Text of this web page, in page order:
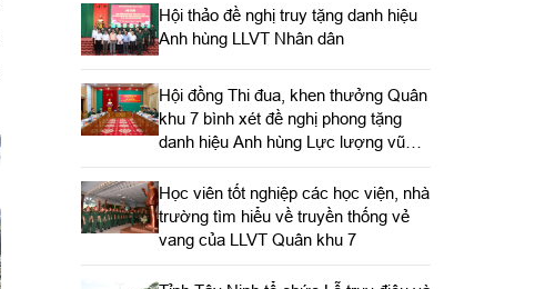
Hội thảo đề nghị truy tặng danh hiệu
Anh hùng LLVT Nhân dân
Hội đồng Thi đua, khen thưởng Quân
khu 7 bình xét đề nghị phong tặng
danh hiệu Anh hùng Lực lượng vũ
trang nhân dân
Học viên tốt nghiệp các học viện, nhà
trường tìm hiểu về truyền thống vẻ
vang của LLVT Quân khu 7